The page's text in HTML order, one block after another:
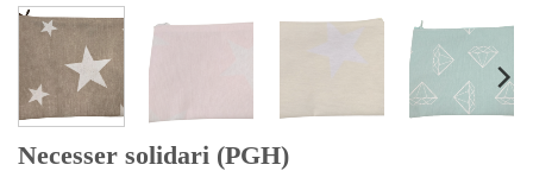
Necesser solidari (PGH)